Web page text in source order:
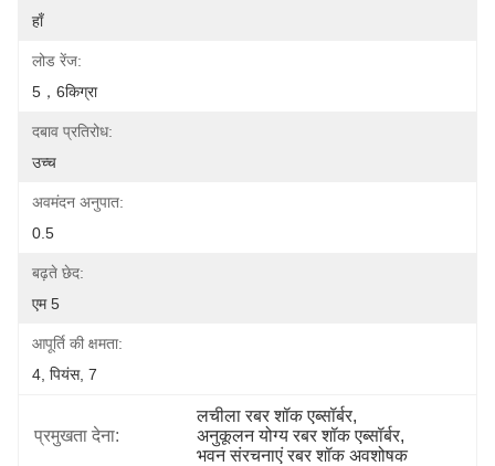
हाँ
लोड रेंज:
5，6किग्रा
दबाव प्रतिरोध:
उच्च
अवमंदन अनुपात:
0.5
बढ़ते छेद:
एम 5
आपूर्ति की क्षमता:
4, पियंस, 7
प्रमुखता देना:
लचीला रबर शॉक एब्सॉर्बर,
अनुकूलन योग्य रबर शॉक एब्सॉर्बर,
भवन संरचनाएं रबर शॉक अवशोषक